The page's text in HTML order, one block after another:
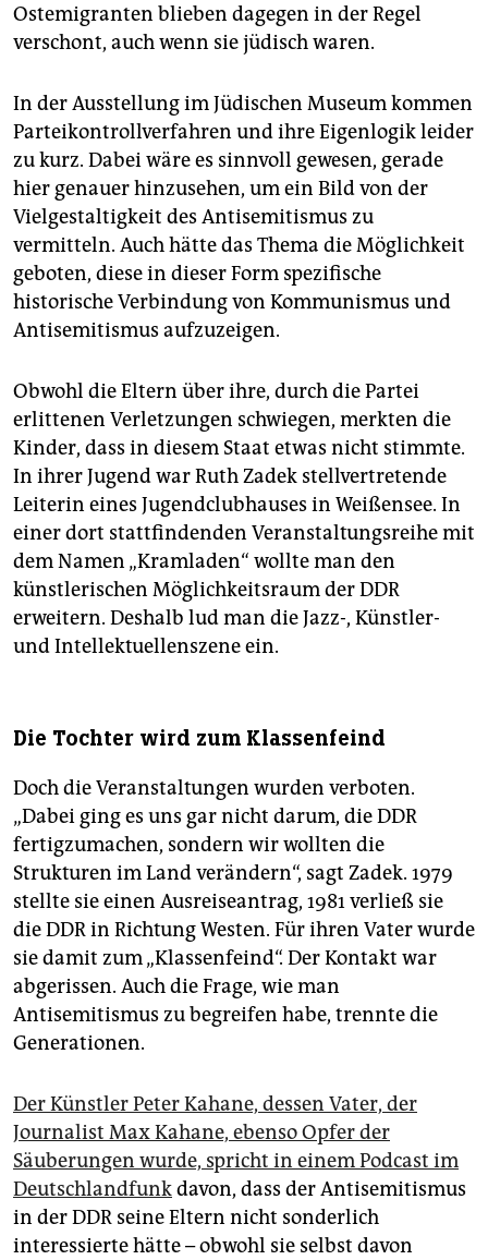
Ostemigranten blieben dagegen in der Regel
verschont, auch wenn sie jüdisch waren.
In der Ausstellung im Jüdischen Museum kommen
Parteikontrollverfahren und ihre Eigenlogik leider
zu kurz. Dabei wäre es sinnvoll gewesen, gerade
hier genauer hinzusehen, um ein Bild von der
Vielgestaltigkeit des Antisemitismus zu
vermitteln. Auch hätte das Thema die Möglichkeit
geboten, diese in dieser Form spezifische
historische Verbindung von Kommunismus und
Antisemitismus aufzuzeigen.
Obwohl die Eltern über ihre, durch die Partei
erlittenen Verletzungen schwiegen, merkten die
Kinder, dass in diesem Staat etwas nicht stimmte.
In ihrer Jugend war Ruth Zadek stellvertretende
Leiterin eines Jugendclubhauses in Weißensee. In
einer dort stattfindenden Veranstaltungsreihe mit
dem Namen „Kramladen“ wollte man den
künstlerischen Möglichkeitsraum der DDR
erweitern. Deshalb lud man die Jazz-, Künstler-
und Intellektuellenszene ein.
Die Tochter wird zum Klassenfeind
Doch die Veranstaltungen wurden verboten.
„Dabei ging es uns gar nicht darum, die DDR
fertigzumachen, sondern wir wollten die
Strukturen im Land verändern“, sagt Zadek. 1979
stellte sie einen Ausreiseantrag, 1981 verließ sie
die DDR in Richtung Westen. Für ihren Vater wurde
sie damit zum „Klassenfeind“. Der Kontakt war
abgerissen. Auch die Frage, wie man
Antisemitismus zu begreifen habe, trennte die
Generationen.
Der Künstler Peter Kahane, dessen Vater, der
Journalist Max Kahane, ebenso Opfer der
Säuberungen wurde, spricht in einem Podcast im
Deutschlandfunkdavon, dass der Antisemitismus
in der DDR seine Eltern nicht sonderlich
interessierte hätte – obwohl sie selbst davon